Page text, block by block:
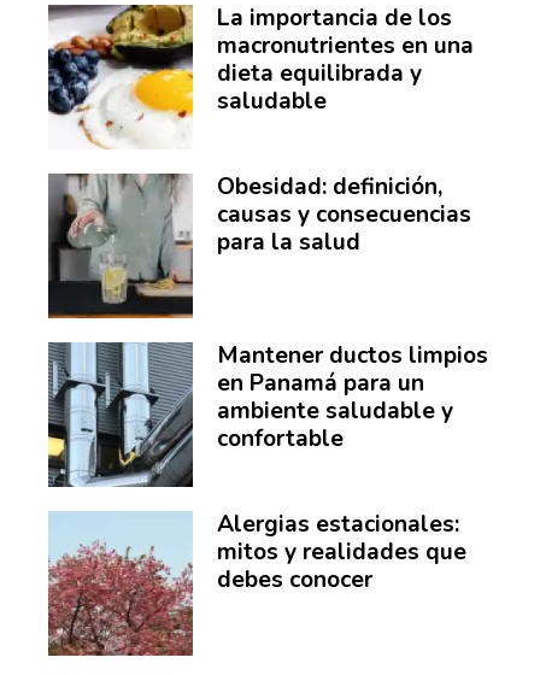
La importancia de los
macronutrientes en una
dieta equilibrada y
saludable
Obesidad: definición,
causas y consecuencias
para la salud
Mantener ductos limpios
en Panamá para un
ambiente saludable y
confortable
Alergias estacionales:
mitos y realidades que
debes conocer